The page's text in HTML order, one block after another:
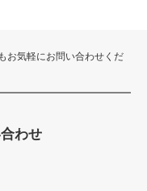
お気軽にお問い合わせくだ
わせ